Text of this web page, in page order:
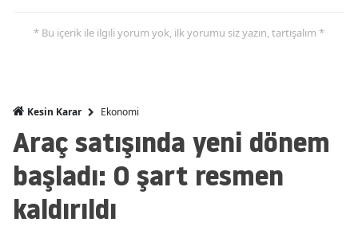
Malatya
Manisa
* Bu içerik ile ilgili yorum yok, ilk yorumu siz yazın, tartışalım *
Kesin Karar Ekonomi
Araç satışında yeni dönem
başladı: O şart resmen
kaldırıldı